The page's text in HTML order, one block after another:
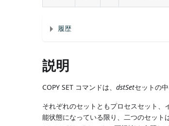
履歴
説明
COPY SET コマンドは、dstSetセットの
それぞれのセットともプロセスセット
能状態になっている限り、二つのセット